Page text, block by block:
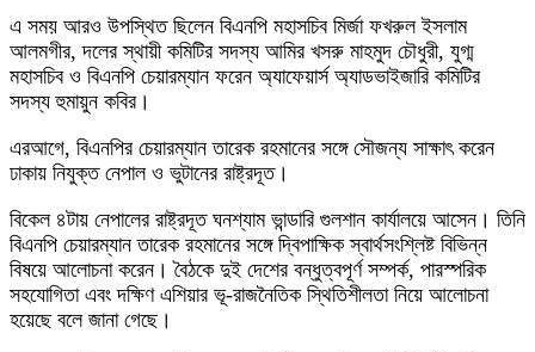
এ সময় আরও উপস্থিত ছিলেন বিএনপি মহাসচিব মির্জা ফখরুল ইসলাম
আলমগীর, দলের স্থায়ী কমিটির সদস্য আমির খসরু মাহমুদ চৌধুরী, যুগ্ম
মহাসচিব ও বিএনপি চেয়ারম্যান ফরেন অ্যাফেয়ার্স অ্যাডভাইজারি কমিটির
সদস্য হুমায়ুন কবির।
এরআগে, বিএনপির চেয়ারম্যান তারেক রহমানের সঙ্গে সৌজন্য সাক্ষাৎ করেন
ঢাকায় নিযুক্ত নেপাল ও ভুটানের রাষ্ট্রদূত।
বিকেল ৪টায় নেপালের রাষ্ট্রদূত ঘনশ্যাম ভান্ডারি গুলশান কার্যালয়ে আসেন। তিনি
বিএনপি চেয়ারম্যান তারেক রহমানের সঙ্গে দ্বিপাক্ষিক স্বার্থসংশ্লিষ্ট বিভিন্ন
বিষয়ে আলোচনা করেন। বৈঠকে দুই দেশের বন্ধুত্বপূর্ণ সম্পর্ক, পারস্পরিক
সহযোগিতা এবং দক্ষিণ এশিয়ার ভূ-রাজনৈতিক স্থিতিশীলতা নিয়ে আলোচনা
হয়েছে বলে জানা গেছে।